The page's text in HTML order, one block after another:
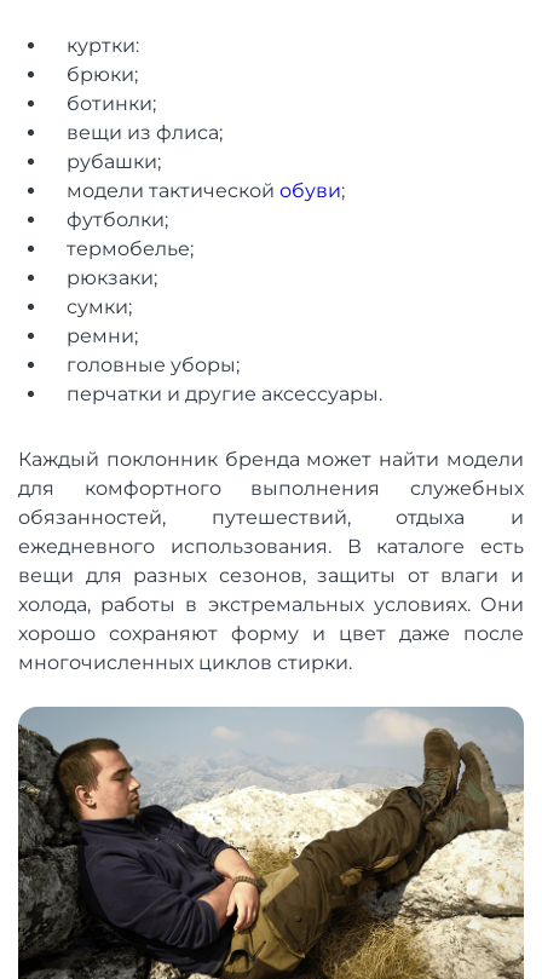
куртки:
брюки;
ботинки;
вещи из флиса;
рубашки;
модели тактической обуви;
футболки;
термобелье;
рюкзаки;
сумки;
ремни;
головные уборы;
перчатки и другие аксессуары.
Каждый поклонник бренда может найти модели
для комфортного выполнения служебных
обязанностей, путешествий, отдыха и
ежедневного использования. В каталоге есть
вещи для разных сезонов, защиты от влаги и
холода, работы в экстремальных условиях. Они
хорошо сохраняют форму и цвет даже после
многочисленных циклов стирки.